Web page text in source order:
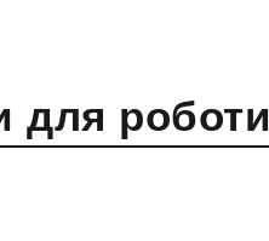
для роботи